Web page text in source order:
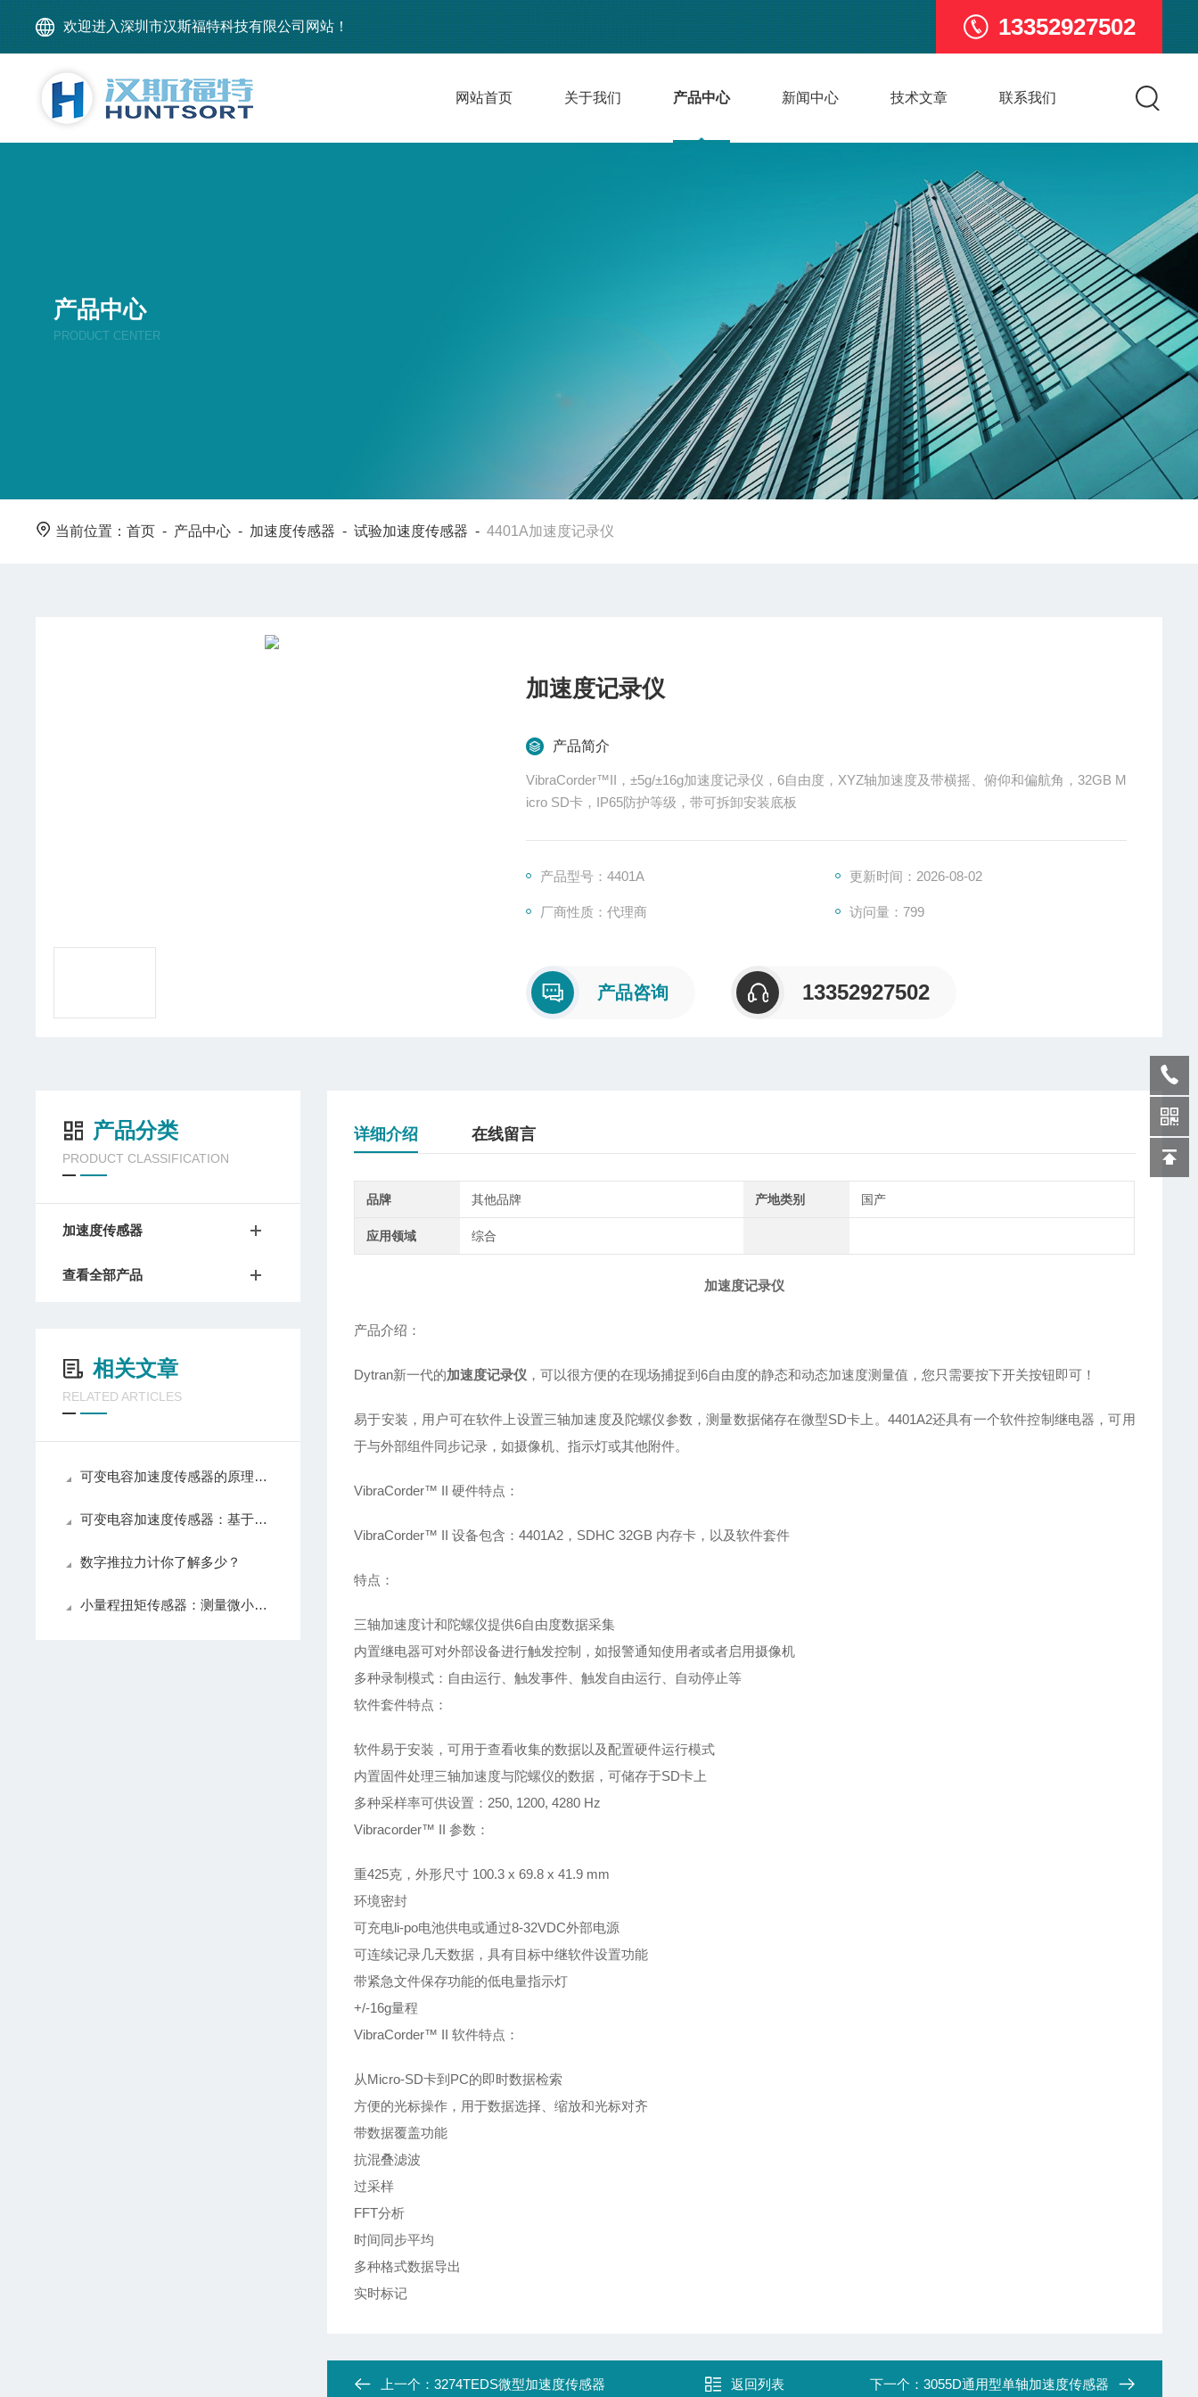
欢迎进入深圳市汉斯福特科技有限公司网站！ 13352927502
网站首页 关于我们 产品中心 新闻中心 技术文章 联系我们
产品中心
PRODUCT CENTER
当前位置：首页 - 产品中心 - 加速度传感器 -试验加速度传感器 -4401A加速度记录仪
加速度记录仪
产品简介
VibraCorder™II，±5g/±16g加速度记录仪，6自由度，XYZ轴加速度及带横摇、俯仰和偏航角，32GB M
icro SD卡，IP65防护等级，带可拆卸安装底板
产品型号：4401A 更新时间：2026-08-02
厂商性质：代理商 访问量：799
产品咨询 13352927502
详细介绍 在线留言
品牌 其他品牌 产地类别 国产
应用领域 综合
加速度记录仪
产品介绍：
Dytran新一代的加速度记录仪 ，可以很方便的在现场捕捉到6自由度的静态和动态加速度测量值，您只需要按下开关按钮即可！
易于安装，用户可在软件上设置三轴加速度及陀螺仪参数，测量数据储存在微型SD卡上。4401A2还具有一个软件控制继电器，可用
于与外部组件同步记录，如摄像机、指示灯或其他附件。
VibraCorder™ II 硬件特点：
VibraCorder™ II 设备包含：4401A2，SDHC 32GB 内存卡，以及软件套件
特点：
三轴加速度计和陀螺仪提供6自由度数据采集
内置继电器可对外部设备进行触发控制，如报警通知使用者或者启用摄像机
多种录制模式：自由运行、触发事件、触发自由运行、自动停止等
软件套件特点：
软件易于安装，可用于查看收集的数据以及配置硬件运行模式
内置固件处理三轴加速度与陀螺仪的数据，可储存于SD卡上
多种采样率可供设置：250, 1200, 4280 Hz
Vibracorder™ II 参数：
重425克，外形尺寸 100.3 x 69.8 x 41.9 mm
环境密封
可充电li-po电池供电或通过8-32VDC外部电源
可连续记录几天数据，具有目标中继软件设置功能
带紧急文件保存功能的低电量指示灯
+/-16g量程
VibraCorder™ II 软件特点：
从Micro-SD卡到PC的即时数据检索
方便的光标操作，用于数据选择、缩放和光标对齐
带数据覆盖功能
抗混叠滤波
过采样
FFT分析
时间同步平均
多种格式数据导出
实时标记
上一个：3274TEDS微型加速度传感器 返回列表 下一个： 3055D通用型单轴加速度传感器
产品分类
PRODUCT CLASSIFICATION
加速度传感器
查看全部产品
相关文章
RELATED ARTICLES
可变电容加速度传感器的原理及核心结构组成
可变电容加速度传感器：基于电容变化原理的非接触式惯性传感器
数字推拉力计你了解多少？
小量程扭矩传感器：测量微小扭矩的仪器